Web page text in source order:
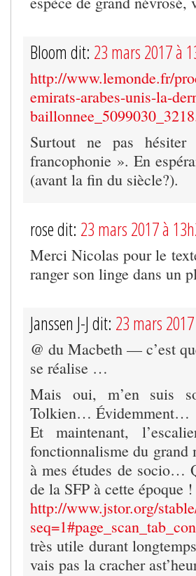
Bloom dit: 23 mars 2017 à
http://www.lemonde.fr/
emirats-arabes-unis-la-
Surtout ne pas
francophonie ». En
(avant la fin du siècle?).
rose dit: 23 mars 2017 à
Merci Nicolas pour le
ranger son linge dans un
Janssen J-J dit: 23 mars
@ du Macbeth — c’est
se réalise …
Mais oui, m’en suis
Tolkien… Évidemment…
Et maintenant,
fonctionnalisme du
à mes études de socio…
de la SFP à cette époque !
http://www.jstor.org/
très utile durant
vais pas la cracher